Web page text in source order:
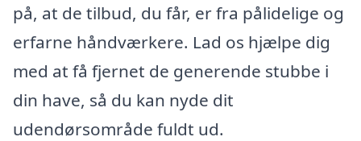
på, at de tilbud, du får, er fra pålidelige og
erfarne håndværkere. Lad os hjælpe dig
med at få fjernet de generende stubbe i
din have, så du kan nyde dit
udendørsområde fuldt ud.